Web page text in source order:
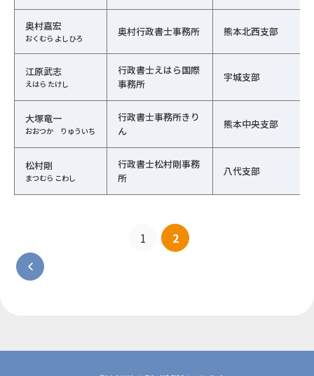
奥村嘉宏
おくむら よしひろ
奥村行政書士事務所 熊本北西支部
江原武志
えはら たけし
行政書士えはら国際
事務所
宇城支部
大塚竜一
おおつか りゅういち
行政書士事務所きり
ん
熊本中央支部
松村剛
まつむら こわし
行政書士松村剛事務
所
八代支部
1 2